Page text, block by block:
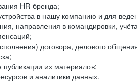
HR-бренда;
в нашу компанию и для
направления в командировки,
договора, делового
их материалов;
и аналитики данных.